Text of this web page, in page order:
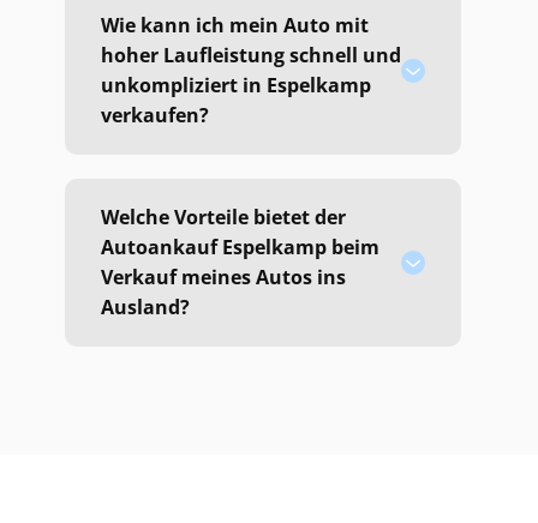
Wie kann ich mein Auto mit
hoher Laufleistung schnell und
unkompliziert in Espelkamp
verkaufen?
Welche Vorteile bietet der
Autoankauf Espelkamp beim
Verkauf meines Autos ins
Ausland?